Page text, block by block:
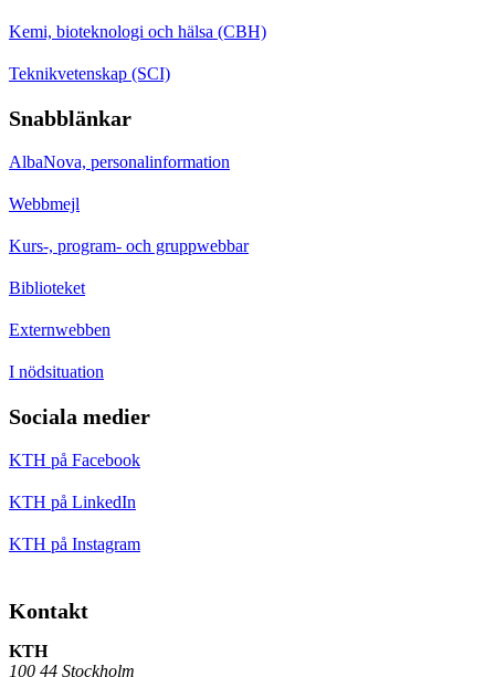
Kemi, bioteknologi och hälsa (CBH)
Teknikvetenskap (SCI)
Snabblänkar
AlbaNova, personalinformation
Webbmejl
Kurs-, program- och gruppwebbar
Biblioteket
Externwebben
I nödsituation
Sociala medier
KTH på Facebook
KTH på LinkedIn
KTH på Instagram
Kontakt
KTH
100 44 Stockholm